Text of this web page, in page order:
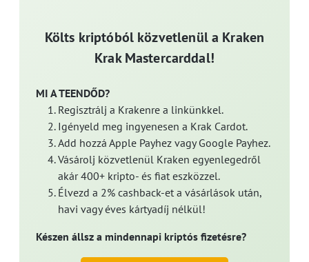
Költs kriptóból közvetlenül a Kraken
Krak Mastercarddal!
MI A TEENDŐD?
Regisztrálj a Krakenre a linkünkkel.
Igényeld meg ingyenesen a Krak Cardot.
Add hozzá Apple Payhez vagy Google Payhez.
Vásárolj közvetlenül Kraken egyenlegedről
akár 400+ kripto- és fiat eszközzel.
Élvezd a 2% cashback-et a vásárlások után,
havi vagy éves kártyadíj nélkül!
Készen állsz a mindennapi kriptós fizetésre?